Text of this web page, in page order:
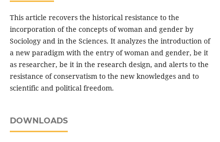
This article recovers the historical resistance to the
incorporation of the concepts of woman and gender by
Sociology and in the Sciences. It analyzes the introduction of
a new paradigm with the entry of woman and gender, be it
as researcher, be it in the research design, and alerts to the
resistance of conservatism to the new knowledges and to
scientific and political freedom.
DOWNLOADS